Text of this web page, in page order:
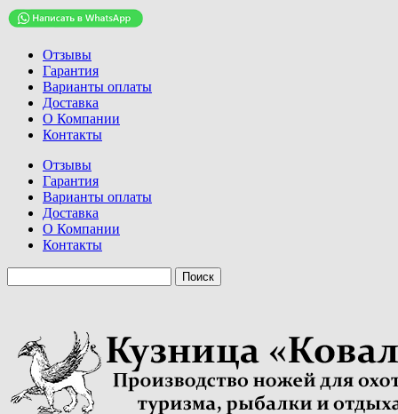
Отзывы
Гарантия
Варианты оплаты
Доставка
О Компании
Контакты
Отзывы
Гарантия
Варианты оплаты
Доставка
О Компании
Контакты